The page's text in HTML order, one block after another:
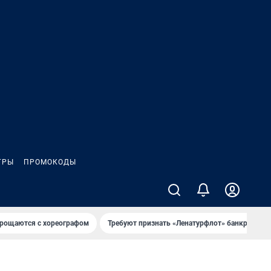
ПРОМОКОДЫ
с хореографом Требуют признать «Ленатурфлот» банкротом